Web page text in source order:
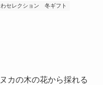
セレクション 冬ギフト
カの木の花から採れる